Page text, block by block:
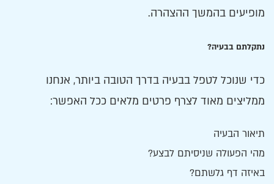
מופיעים בהמשך ההצהרה.
נתקלתם בבעיה?
כדי שנוכל לטפל בבעיה בדרך הטובה ביותר, אנחנו
ממליצים מאוד לצרף פרטים מלאים ככל האפשר:
תיאור הבעיה
מהי הפעולה שניסיתם לבצע?
באיזה דף גלשתם?